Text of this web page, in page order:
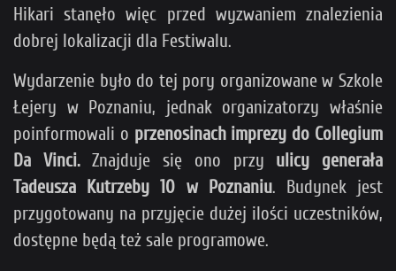
Hikari stanęło więc przed wyzwaniem znalezienia
dobrej lokalizacji dla Festiwalu.
Wydarzenie było do tej pory organizowane w Szkole
Łejery w Poznaniu, jednak organizatorzy właśnie
poinformowali o przenosinach imprezy do Collegium
Da Vinci.Znajduje się ono przy ulicy generała
Tadeusza Kutrzeby 10 w Poznaniu. Budynek jest
przygotowany na przyjęcie dużej ilości uczestników,
dostępne będą też sale programowe.